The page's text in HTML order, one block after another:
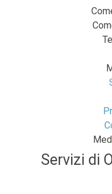
Servizi di